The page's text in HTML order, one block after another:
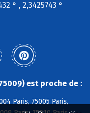
° , 2,3425743 °
est proche de :
Paris, 75005 Paris,